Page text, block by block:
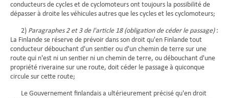
conducteurs de cycles et de cyclomoteurs ont toujours la possibilité de
dépasser à droite les véhicules autres que les cycles et les cyclomoteurs;
2) Paragraphes 2 et 3 de l'article 18 (obligation de céder le passage) :
La Finlande se réserve de prévoir dans son droit qu'en Finlande tout
conducteur débouchant d'un sentier ou d'un chemin de terre sur une
route qui n'est ni un sentier ni un chemin de terre, ou débouchant d'une
propriété riveraine sur une route, doit céder le passage à quiconque
circule sur cette route;
Le Gouvernement finlandais a ultérieurement précisé qu'en droit